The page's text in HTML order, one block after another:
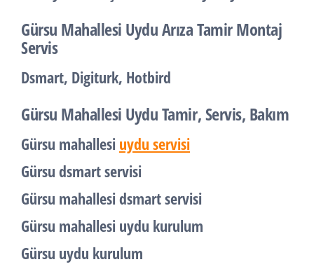
Gürsu Mahallesi Uydu Arıza Tamir Montaj
Servis
Dsmart, Digiturk, Hotbird
Gürsu Mahallesi Uydu Tamir, Servis, Bakım
Gürsu mahallesi uydu servisi
Gürsu dsmart servisi
Gürsu mahallesi dsmart servisi
Gürsu mahallesi uydu kurulum
Gürsu uydu kurulum